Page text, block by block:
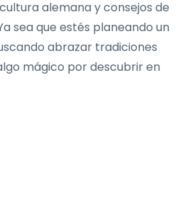
alemana y consejos de
sea que estés planeando un
abrazar tradiciones
mágico por descubrir en